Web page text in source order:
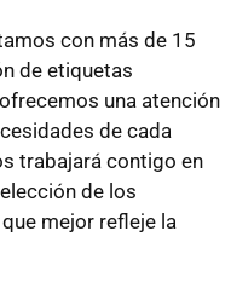
con más de 15
de etiquetas
una atención
de cada
trabajará contigo en
de los
mejor refleje la